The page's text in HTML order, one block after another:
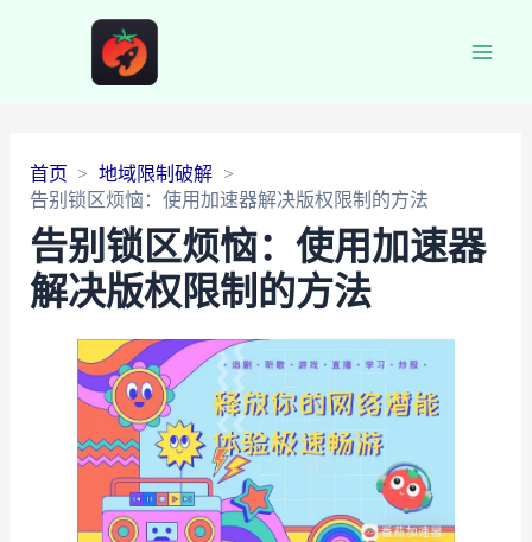
首页
地域限制破解
告别锁区烦恼：使用加速器解决版权限制的方法
告别锁区烦恼：使用加速器
解决版权限制的方法